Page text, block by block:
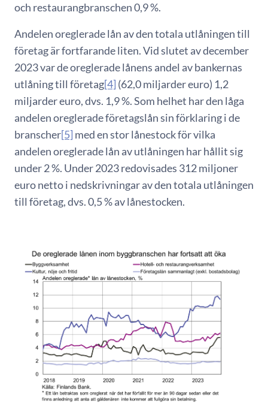
och restaurangbranschen 0,9 %.
Andelen oreglerade lån av den totala utlåningen till
företag är fortfarande liten. Vid slutet av december
2023 var de oreglerade lånens andel av bankernas
utlåning till företag[4] (62,0 miljarder euro) 1,2
miljarder euro, dvs. 1,9 %. Som helhet har den låga
andelen oreglerade företagslån sin förklaring i de
branscher[5] med en stor lånestock för vilka
andelen oreglerade lån av utlåningen har hållit sig
under 2 %. Under 2023 redovisades 312 miljoner
euro netto i nedskrivningar av den totala utlåningen
till företag, dvs. 0,5 % av lånestocken.